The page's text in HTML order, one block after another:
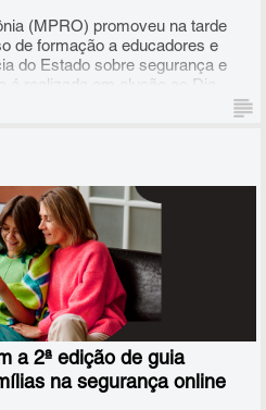
(MPRO) promoveu na tarde
de formação a educadores e
do Estado sobre segurança e
é realizada em alusão ao Dia
e à Violência na Escola,
a 2ª edição de guia
na segurança online